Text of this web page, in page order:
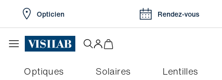
Opticien Rendez-vous
Optiques Solaires Lentilles